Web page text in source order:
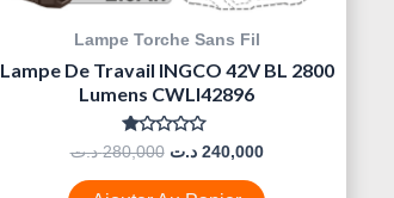
Lampe Torche Sans Fil
Lampe De Travail INGCO 42V BL 2800
Lumens CWLI42896
Note
0
Sur
5
280,000 د.ت 240,000 د.ت